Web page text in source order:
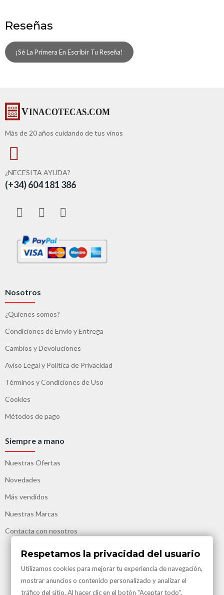
Reseñas
¡Sé La Primera En Escribir Tu Reseña!
Más de 20 años cuidando de tus vinos
¿NECESITA AYUDA?
(+34) 604 181 386
Nosotros
¿Quienes somos?
Condiciones de Envío y Entrega
Cambios y Devoluciones
Aviso Legal y Política de Privacidad
Términos y Condiciones de Uso
Cookies
Métodos de pago
Siempre a mano
Nuestras Ofertas
Novedades
Más vendidos
Nuestras Marcas
Contacta con nosotros
Respetamos la privacidad del usuario
Utilizamos cookies para mejorar tu experiencia de navegación,
mostrar anuncios o contenido personalizado y analizar el
tráfico del sitio. Al hacer clic en el botón "Aceptar todo",